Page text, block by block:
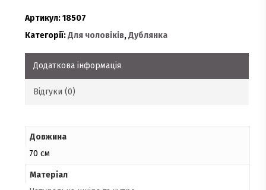
Артикул:18507
Категорії:Для чоловіків,Дублянка
Додаткова інформація
Відгуки (0)
Довжина
70 см
Матеріал